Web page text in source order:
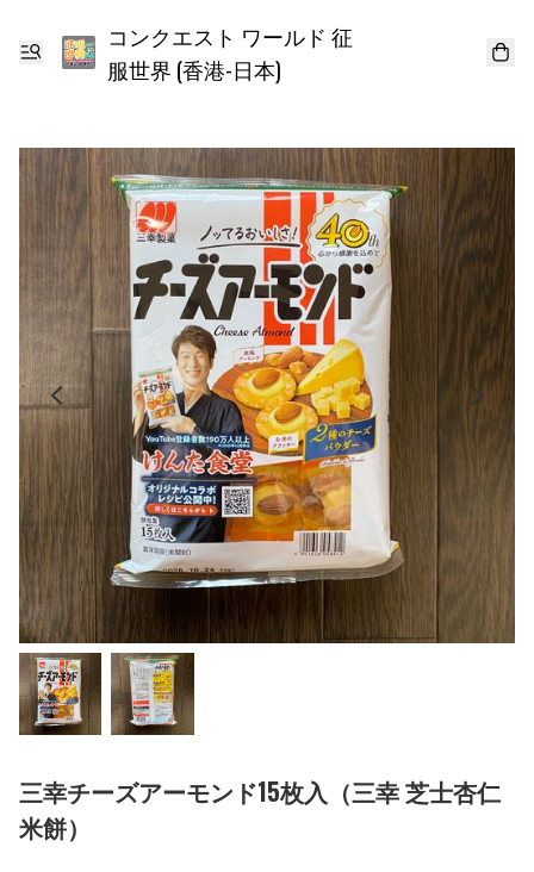
コンクエスト ワールド 征
服世界 (香港-日本)
三幸チーズアーモンド15枚入（三幸 芝士杏仁
米餅）